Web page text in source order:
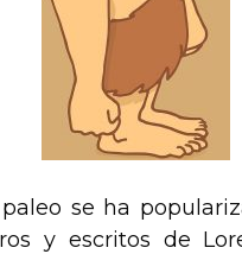
se ha
y escritos de